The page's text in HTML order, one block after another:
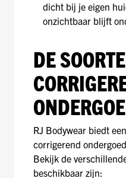
dicht bij je eigen
onzichtbaar blijft
DE
RJ Bodywear biedt
corrigerend
Bekijk de
beschikbaar zijn: